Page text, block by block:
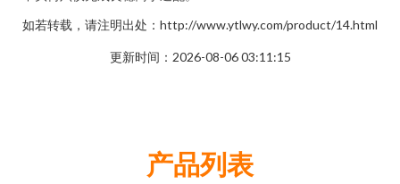
如若转载，请注明出处：http://www.ytlwy.com/product/14.html
更新时间：2026-08-06 03:11:15
产品列表